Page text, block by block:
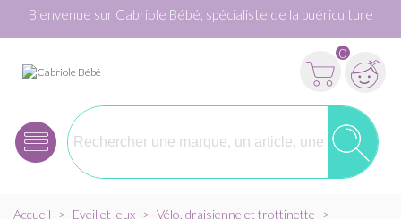
Bienvenue sur Cabriole Bébé, spécialiste de la puériculture
0
Accueil > Eveil et jeux > Vélo, draisienne et trottinette
>